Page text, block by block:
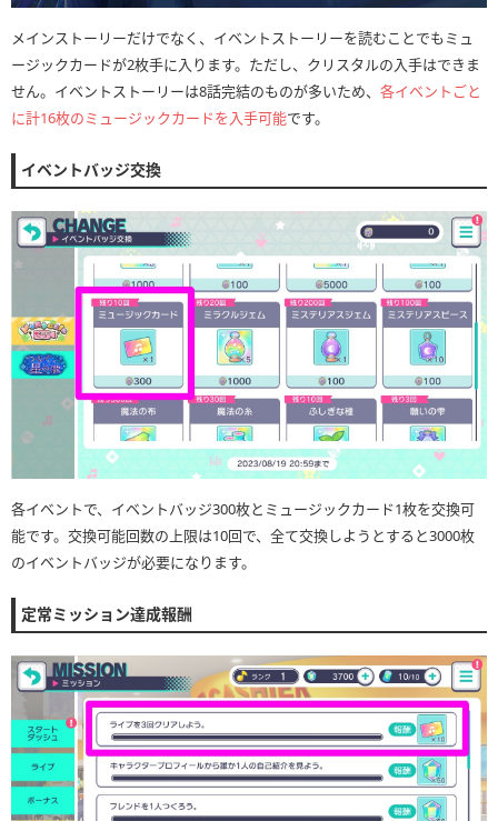
メインストーリーだけでなく、イベントストーリーを読むことでもミュ
ージックカードが2枚手に入ります。ただし、クリスタルの入手はできま
せん。イベントストーリーは8話完結のものが多いため、 各イベントごと
に計16枚のミュージックカードを入手可能です。
イベントバッジ交換
各イベントで、イベントバッジ300枚とミュージックカード1枚を交換可
能です。交換可能回数の上限は10回で、全て交換しようとすると3000枚
のイベントバッジが必要になります。
定常ミッション達成報酬